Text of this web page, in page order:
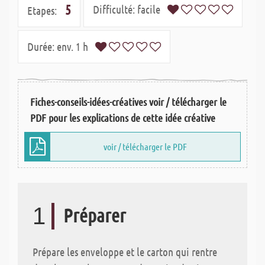
Etapes: 5 Difficulté: facile
Durée: env. 1 h
Fiches-conseils-idées-créatives voir / télécharger le
PDF pour les explications de cette idée créative
voir / télécharger le PDF
1 Préparer
Prépare les enveloppe et le carton qui rentre